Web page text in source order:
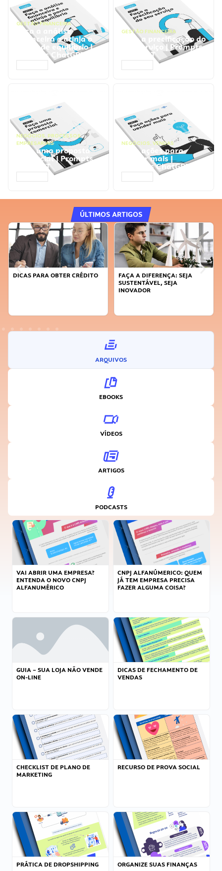
GESTÃO FINANCEIRA
Faça a análise
financeira e atinja o
ponto de equilíbrio |
Prompts ChatGPT
GESTÃO FINANCEIRA
Faça a precificação do
seu serviço | Prompts
ChatGPT
NEGÓCIOS, PROCESSOS
EMPRESARIAIS
Faça uma proposta
comercial | Prompts
ChatGPT
NEGÓCIOS, VENDAS
Faça ações para
vender mais |
Prompts ChatGPT
ÚLTIMOS ARTIGOS
DICAS PARA OBTER CRÉDITO
FAÇA A DIFERENÇA: SEJA
SUSTENTÁVEL, SEJA
INOVADOR
ARQUIVOS
EBOOKS
VÍDEOS
ARTIGOS
PODCASTS
VAI ABRIR UMA EMPRESA?
ENTENDA O NOVO CNPJ
ALFANUMÉRICO
CNPJ ALFANÚMERICO: QUEM
JÁ TEM EMPRESA PRECISA
FAZER ALGUMA COISA?
GUIA – SUA LOJA NÃO VENDE
ON-LINE
DICAS DE FECHAMENTO DE
VENDAS
CHECKLIST DE PLANO DE
MARKETING
RECURSO DE PROVA SOCIAL
PRÁTICA DE DROPSHIPPING ORGANIZE SUAS FINANÇAS